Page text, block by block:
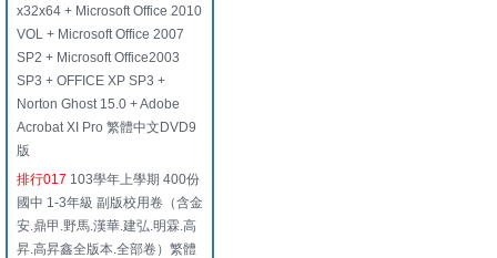
x32x64 + Microsoft Office 2010
VOL + Microsoft Office 2007
SP2 + Microsoft Office2003
SP3 + OFFICE XP SP3 +
Norton Ghost 15.0 + Adobe
Acrobat XI Pro 繁體中文DVD9
版
排行017 103學年上學期 400份
國中 1-3年級 副版校用卷（含金
安.鼎甲.野馬.漢華.建弘.明霖.高
昇.高昇鑫全版本.全部卷）繁體